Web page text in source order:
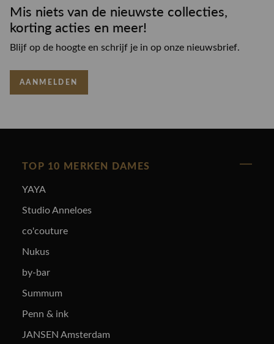
Mis niets van de nieuwste collecties,
korting acties en meer!
Blijf op de hoogte en schrijf je in op onze nieuwsbrief.
AANMELDEN
TOP 10 MERKEN DAMES
YAYA
Studio Anneloes
co'couture
Nukus
by-bar
Summum
Penn & ink
JANSEN Amsterdam